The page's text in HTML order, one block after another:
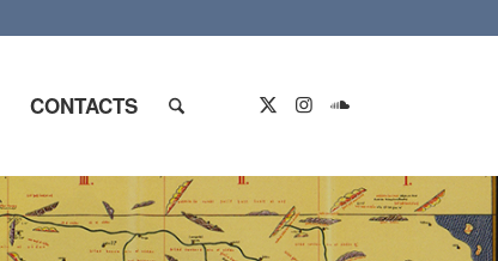
CONTACTS